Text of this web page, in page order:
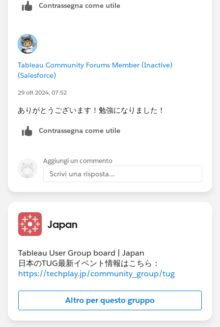
製する。
3) Index, X1, Y1 をそれぞれ配置し、それら全ての表計
算を不連続ビンに沿って計算するように設定する。
4) 行または列に配置した不連続ビンをビューから削除
ます。
5) マークのグラフタイプを線にし、マークの詳細にあ
る不連続ビンをパスに複製する。その他、必要に応じて
Contrassegna come utile
Tableau Community Forums Member (Inactive)
(Salesforce)
29 ott 2024, 07:52
ありがとうございます！勉強になりました！
Contrassegna come utile
Aggiungi un commento
Scrivi una risposta...
Japan
Tableau User Group board | Japan
日本のTUG最新イベント情報はこちら：
https://techplay.jp/community_group/tug
Altro per questo gruppo